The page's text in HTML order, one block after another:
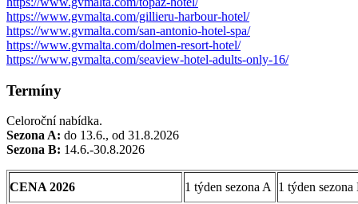
https://www.gvmalta.com/gillieru-harbour-hotel/
https://www.gvmalta.com/san-antonio-hotel-spa/
https://www.gvmalta.com/dolmen-resort-hotel/
https://www.gvmalta.com/seaview-hotel-adults-only-16/
Termíny
Celoroční nabídka.
Sezona A: do 13.6., od 31.8.2026
Sezona B: 14.6.-30.8.2026
CENA 2026 1 týden sezona A
1 týden sezona